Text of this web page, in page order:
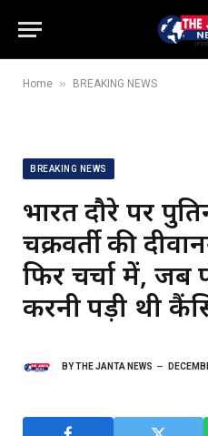
Home » BREAKING NEWS
BREAKING NEWS
भारत दौरे पर
चक्रवर्ती की
फिर चर्चा में, जब
करनी पड़ी थी
BYTHE JANTA NEWS